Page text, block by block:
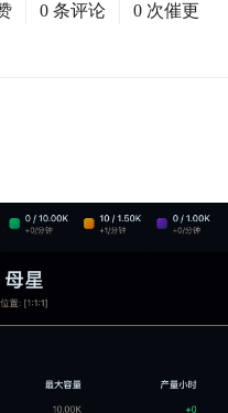
0 条评论 0 次催更